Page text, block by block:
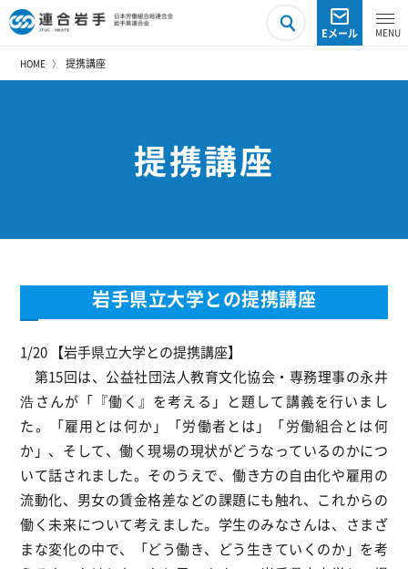
Eメール
HOME 提携講座
提携講座
岩手県立大学との提携講座
1/20 【岩手県立大学との提携講座】
第15回は、公益社団法人教育文化協会・専務理事の永井
浩さんが「『働く』を考える」と題して講義を行いまし
た。「雇用とは何か」「労働者とは」「労働組合とは何
か」、そして、働く現場の現状がどうなっているのかにつ
いて話されました。そのうえで、働き方の自由化や雇用の
流動化、男女の賃金格差などの課題にも触れ、これからの
働く未来について考えました。学生のみなさんは、さまざ
まな変化の中で、「どう働き、どう生きていくのか」を考